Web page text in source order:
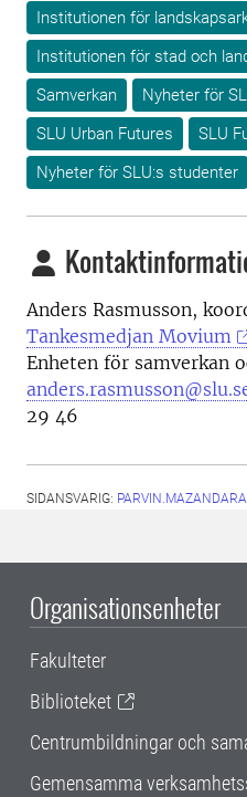
Institutionen för
Institutionen för stad och
Samverkan
Nyheter för
SLU Urban Futures
SLU
Nyheter för SLU:s studenter
Anders Rasmusson,
Tankesmedjan Movium
Enheten för samverkan
29 46
SIDANSVARIG:
Organisationsenheter
Fakulteter
Biblioteket
Centrumbildningar och
Gemensamma